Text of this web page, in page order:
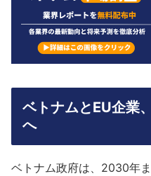
ベトナムとEU企業
へ
ベトナム政府は、2030年